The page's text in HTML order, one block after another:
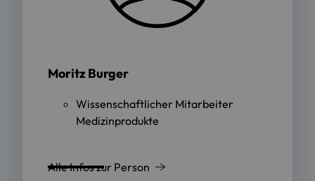
Moritz Burger
Wissenschaftlicher Mitarbeiter
Medizinprodukte
Alle Infos zur Person